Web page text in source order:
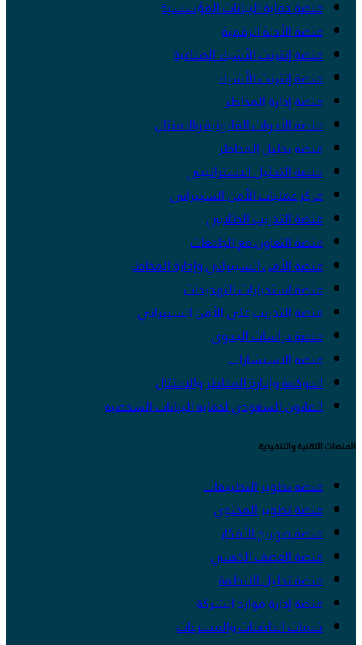
منصة حماية البيانات المؤسسية
منصة الأدلة الرقمية
منصة إنترنت الأشياء الصناعية
منصة إنترنت الأشياء
منصة إدارة المخاطر
منصة الأدوات القانونية والامتثال
منصة تحليل المخاطر
منصة التحليل الاستراتيجي
مركز عمليات الأمن السيبراني
منصة التدريب الطلابي
منصة التعاون مع الجامعات
منصة الأمن السيبراني وإدارة المخاطر
منصة استخبارات التهديدات
منصة التدريب على الأمن السيبراني
منصة دراسات الجدوى
منصة الاستشارات
الحوكمة وإدارة المخاطر والامتثال
القانون السعودي لحماية البيانات الشخصية
المنصات التقنية والتنفيذية
منصة تطوير التطبيقات
منصة تطوير المحتوى
منصة صهريج الأفكار
منصة العصف الذهني
منصة تحليل الانظمة
منصة إدارة موارد الشركة
خدمات الحاضنات والمسرعات